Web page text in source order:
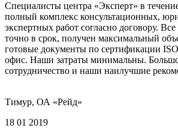
Специалисты центра «Эксперт» в
полный комплекс консультационных,
экспертных работ согласно договору.
точно в срок, получен максимальный
готовые документы по сертификации
офис. Наши затраты минимальны.
сотрудничество и наши наилучшие
Тимур, ОА «Рейд»
18 01 2019